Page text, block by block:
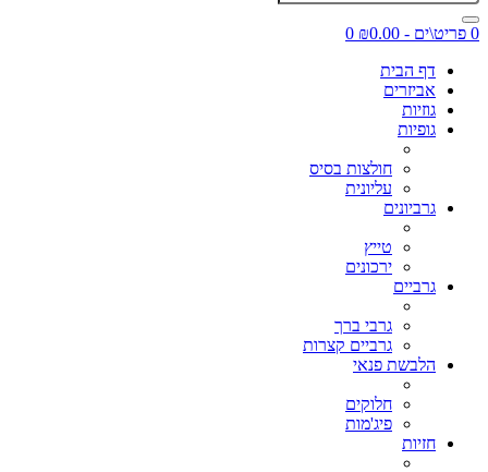
0 פריט\ים - ₪0.00
0
דף הבית
אביזרים
גוזיות
גופיות
חולצות בסיס
עליונית
גרביונים
טייץ
ירכונים
גרביים
גרבי ברך
גרביים קצרות
הלבשת פנאי
חלוקים
פיג'מות
חזיות